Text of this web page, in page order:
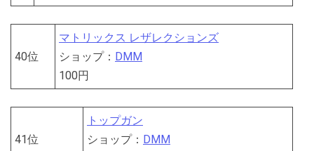
40位
マトリックス レザレクションズ
ショップ： DMM
100円
41位
トップガン
ショップ： DMM